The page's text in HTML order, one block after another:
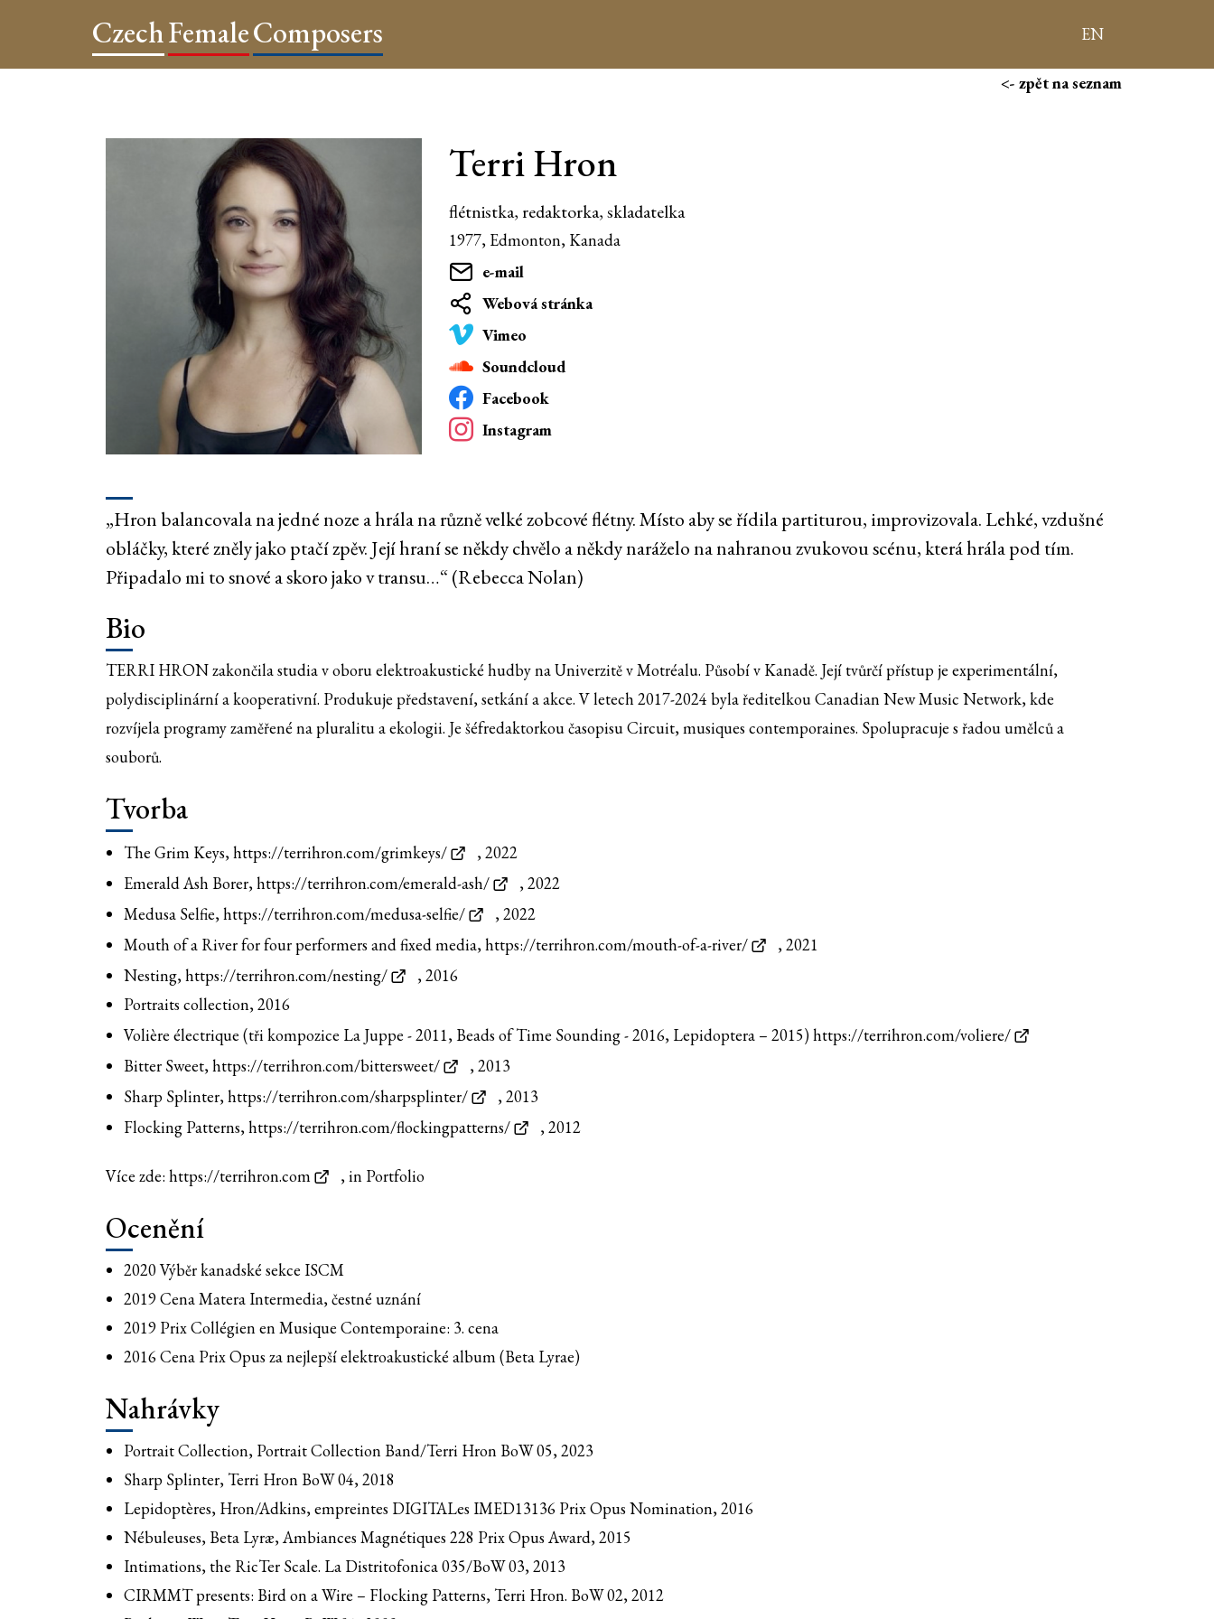
CzechFemaleComposers EN
<- zpět na seznam
Terri Hron
flétnistka, redaktorka, skladatelka
1977, Edmonton, Kanada
e-mail
Webová stránka
Vimeo
Soundcloud
Facebook
Instagram
„Hron balancovala na jedné noze a hrála na různě velké zobcové flétny. Místo aby se řídila partiturou, improvizovala. Lehké, vzdušné
obláčky, které zněly jako ptačí zpěv. Její hraní se někdy chvělo a někdy naráželo na nahranou zvukovou scénu, která hrála pod tím.
Připadalo mi to snové a skoro jako v transu…“ (Rebecca Nolan)
Bio
TERRI HRON zakončila studia v oboru elektroakustické hudby na Univerzitě v Motréalu. Působí v Kanadě. Její tvůrčí přístup je experimentální,
polydisciplinární a kooperativní. Produkuje představení, setkání a akce. V letech 2017-2024 byla ředitelkou Canadian New Music Network, kde
rozvíjela programy zaměřené na pluralitu a ekologii. Je šéfredaktorkou časopisu Circuit, musiques contemporaines. Spolupracuje s řadou umělců a
souborů.
Tvorba
The Grim Keys,https://terrihron.com/grimkeys/
, 2022
Emerald Ash Borer,https://terrihron.com/emerald-ash/
, 2022
Medusa Selfie,https://terrihron.com/medusa-selfie/
, 2022
Mouth of a River for four performers and fixed media,https://terrihron.com/mouth-of-a-river/
, 2021
Nesting,https://terrihron.com/nesting/
, 2016
Portraits collection, 2016
Volière électrique (tři kompozice La Juppe - 2011, Beads of Time Sounding - 2016, Lepidoptera – 2015)https://terrihron.com/voliere/
Bitter Sweet,https://terrihron.com/bittersweet/
, 2013
Sharp Splinter,https://terrihron.com/sharpsplinter/
, 2013
Flocking Patterns,https://terrihron.com/flockingpatterns/ , 2012
Více zde: https://terrihron.com , in Portfolio
Ocenění
2020 Výběr kanadské sekce ISCM
2019 Cena Matera Intermedia, čestné uznání
2019 Prix Collégien en Musique Contemporaine: 3. cena
2016 Cena Prix Opus za nejlepší elektroakustické album (Beta Lyrae)
Nahrávky
Portrait Collection, Portrait Collection Band/Terri Hron BoW 05, 2023
Sharp Splinter, Terri Hron BoW 04, 2018
Lepidoptères, Hron/Adkins, empreintes DIGITALes IMED13136 Prix Opus Nomination, 2016
Nébuleuses, Beta Lyræ, Ambiances Magnétiques 228 Prix Opus Award, 2015
Intimations, the RicTer Scale. La Distritofonica 035/BoW 03, 2013
CIRMMT presents: Bird on a Wire – Flocking Patterns, Terri Hron. BoW 02, 2012